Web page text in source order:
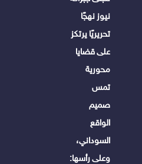
نيوز نهجًا
تحريريًا يرتكز
على قضايا
محورية
تمس
صميم
الواقع
السوداني،
وعلى رأسها: